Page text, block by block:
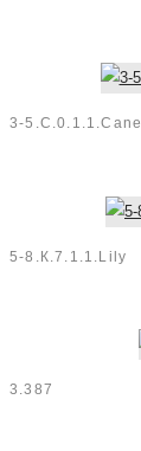
3-5.C.0.1.1.cane
5-8.К.7.1.1.Lily
3.387